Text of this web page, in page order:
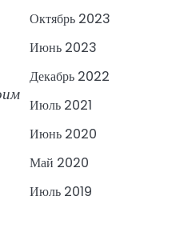
Октябрь 2023
Июнь 2023
Декабрь 2022
Июль 2021
Июнь 2020
Май 2020
Июль 2019